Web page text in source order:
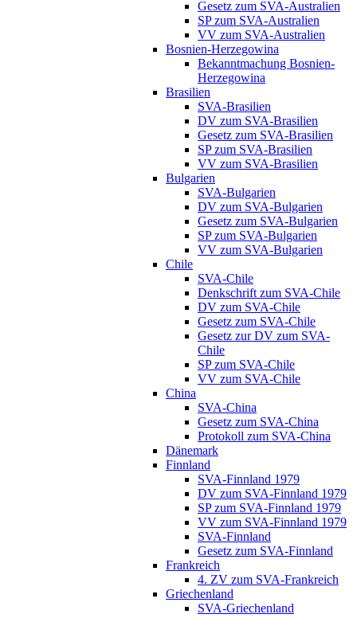
Gesetz zum SVA-Australien
SP zum SVA-Australien
VV zum SVA-Australien
Bosnien-Herzegowina
Bekanntmachung Bosnien-
Herzegowina
Brasilien
SVA-Brasilien
DV zum SVA-Brasilien
Gesetz zum SVA-Brasilien
SP zum SVA-Brasilien
VV zum SVA-Brasilien
Bulgarien
SVA-Bulgarien
DV zum SVA-Bulgarien
Gesetz zum SVA-Bulgarien
SP zum SVA-Bulgarien
VV zum SVA-Bulgarien
Chile
SVA-Chile
Denkschrift zum SVA-Chile
DV zum SVA-Chile
Gesetz zum SVA-Chile
Gesetz zur DV zum SVA-
Chile
SP zum SVA-Chile
VV zum SVA-Chile
China
SVA-China
Gesetz zum SVA-China
Protokoll zum SVA-China
Dänemark
Finnland
SVA-Finnland 1979
DV zum SVA-Finnland 1979
SP zum SVA-Finnland 1979
VV zum SVA-Finnland 1979
SVA-Finnland
Gesetz zum SVA-Finnland
Frankreich
4. ZV zum SVA-Frankreich
Griechenland
SVA-Griechenland